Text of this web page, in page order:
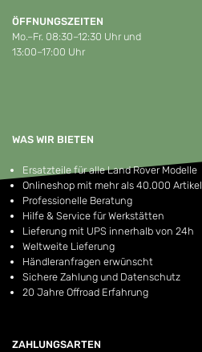
ÖFFNUNGSZEITEN
Mo.–Fr. 08:30–12:30 Uhr und
13:00–17:00 Uhr
WAS WIR BIETEN
Ersatzteile für alle Land Rover Modelle
Onlineshop mit mehr als 40.000 Artikel
Professionelle Beratung
Hilfe & Service für Werkstätten
Lieferung mit UPS innerhalb von 24h
Weltweite Lieferung
Händleranfragen erwünscht
Sichere Zahlung und Datenschutz
20 Jahre Offroad Erfahrung
ZAHLUNGSARTEN